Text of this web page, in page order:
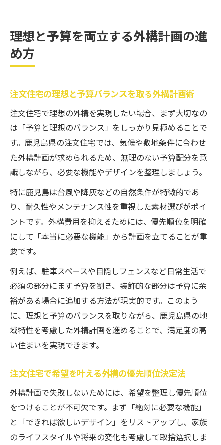
理想と予算を両立する外構計画の進
め方
注文住宅の理想と予算バランスを取る外構計画術
注文住宅で理想の外構を実現したい場合、まず大切なの
は「予算と理想のバランス」をしっかり見極めることで
す。鹿児島県の注文住宅では、気候や敷地条件に合わせ
た外構計画が求められるため、無理のない予算配分を意
識しながら、必要な機能やデザインを整理しましょう。
特に鹿児島は台風や降灰などの自然条件が特徴的であ
り、耐久性やメンテナンス性を重視した素材選びがポイ
ントです。外構費用を抑えるためには、優先順位を明確
にして「本当に必要な機能」から計画を立てることが重
要です。
例えば、駐車スペースや目隠しフェンスなど日常生活で
必須の部分にまず予算を割き、装飾的な部分は予算に余
裕がある場合に追加する方法が現実的です。このよう
に、理想と予算のバランスを取りながら、鹿児島県の地
域特性を考慮した外構計画を進めることで、満足度の高
い住まいを実現できます。
注文住宅で希望を叶える外構の優先順位決定法
外構計画で失敗しないためには、希望を整理し優先順位
をつけることが不可欠です。まず「絶対に必要な機能」
と「できれば欲しいデザイン」をリストアップし、家族
のライフスタイルや将来の変化も考慮して取捨選択しま